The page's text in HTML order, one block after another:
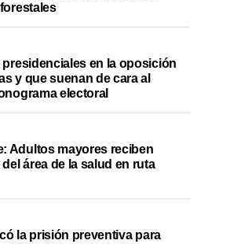
presidenciales en la oposición
y que suenan de cara al
electoral
Adultos mayores reciben
área de la salud en ruta
la prisión preventiva para